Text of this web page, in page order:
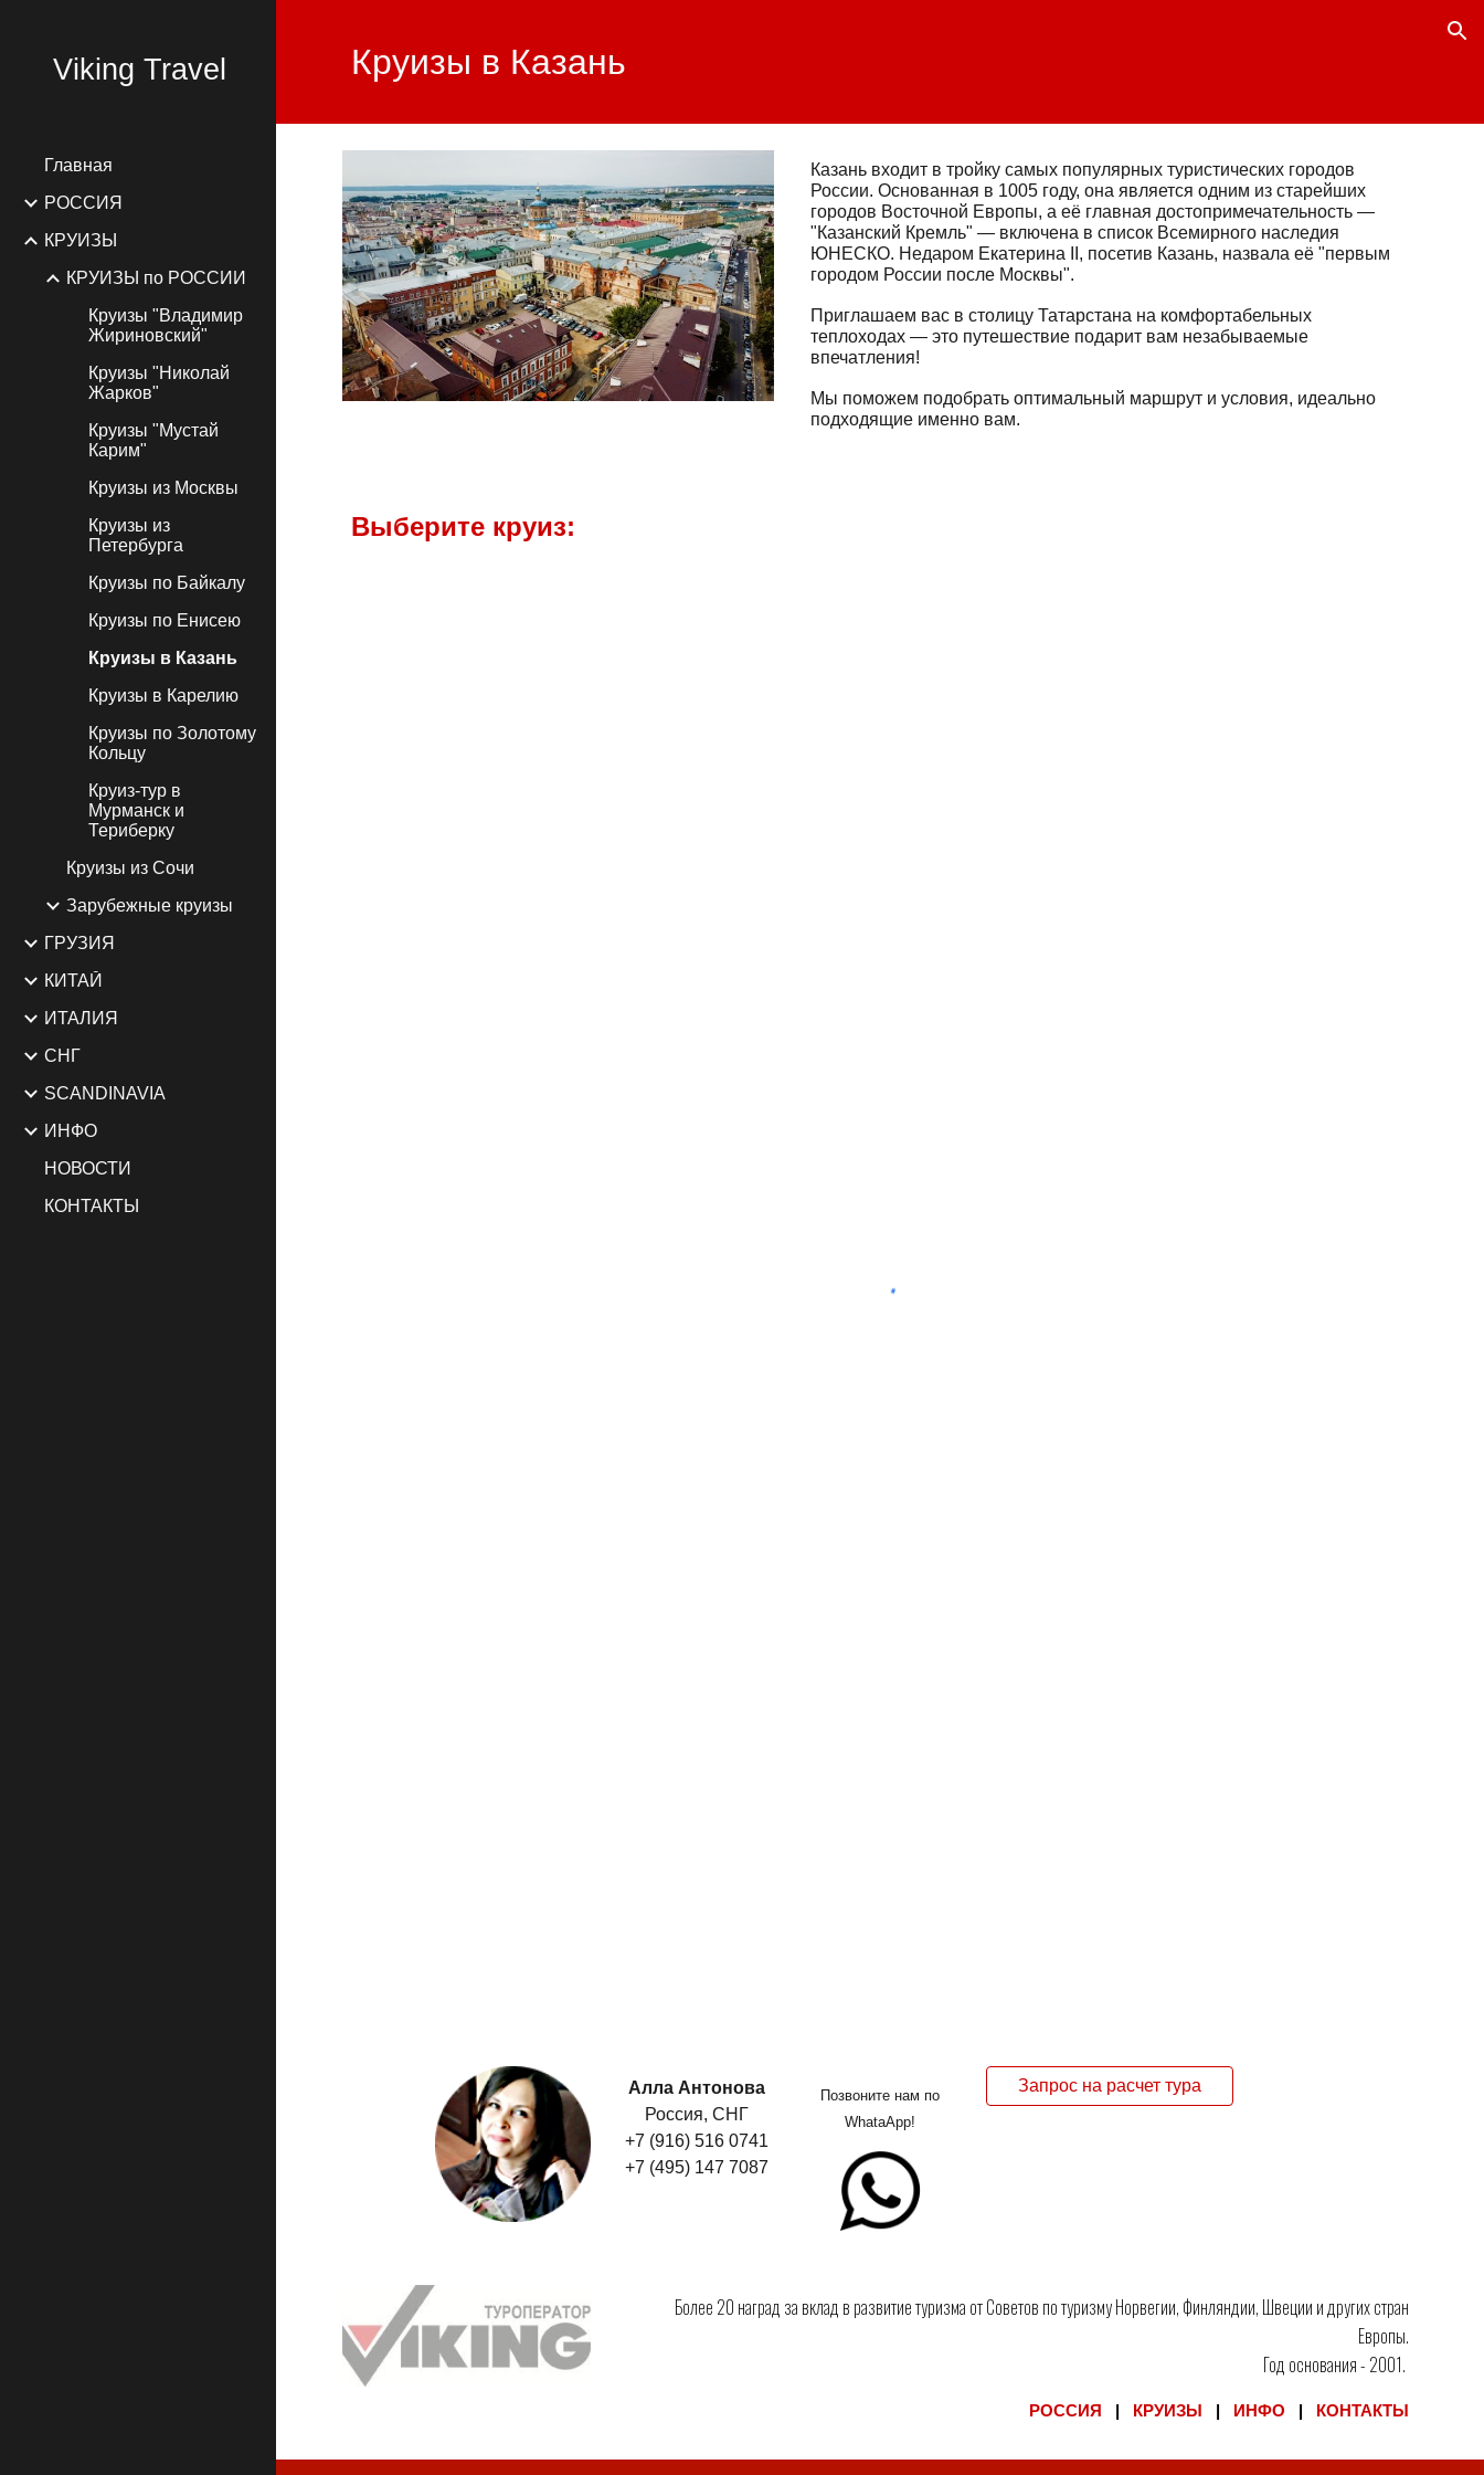
Viking Travel
Главная
РОССИЯ
КРУИЗЫ
КРУИЗЫ по РОССИИ
Круизы "Владимир
Жириновский"
Круизы "Николай
Жарков"
Круизы "Мустай
Карим"
Круизы из Москвы
Круизы из
Петербурга
Круизы по Байкалу
Круизы по Енисею
Круизы в Казань
Круизы в Карелию
Круизы по Золотому
Кольцу
Круиз-тур в
Мурманск и
Териберку
Круизы из Сочи
Зарубежные круизы
ГРУЗИЯ
КИТАЙ
ИТАЛИЯ
СНГ
SCANDINAVIA
ИНФО
НОВОСТИ
КОНТАКТЫ
Круизы в Казань
Казань входит в тройку самых популярных туристических городов
России. Основанная в 1005 году, она является одним из старейших
городов Восточной Европы, а её главная достопримечательность —
"Казанский Кремль" — включена в список Всемирного наследия
ЮНЕСКО. Недаром Екатерина II, посетив Казань, назвала её "первым
городом России после Москвы".
Приглашаем вас в столицу Татарстана на комфортабельных
теплоходах — это путешествие подарит вам незабываемые
впечатления!
Мы поможем подобрать оптимальный маршрут и условия, идеально
подходящие именно вам.
Выберите круиз:
Алла Антонова
Россия, СНГ
+7 (916) 516 0741
+7 (495) 147 7087
Позвоните нам по
WhataApp!
Запрос на расчет тура
Более 20 наград за вклад в развитие туризма от Советов по туризму Норвегии, Финляндии, Швеции и других стран
Европы.
Год основания - 2001.
РОССИЯ КРУИЗЫ ИНФО КОНТАКТЫ